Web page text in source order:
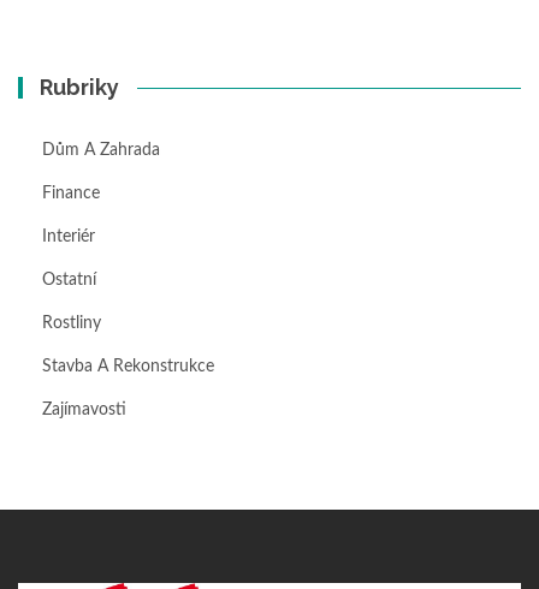
Rubriky
Dům A Zahrada
Finance
Interiér
Ostatní
Rostliny
Stavba A Rekonstrukce
Zajímavosti